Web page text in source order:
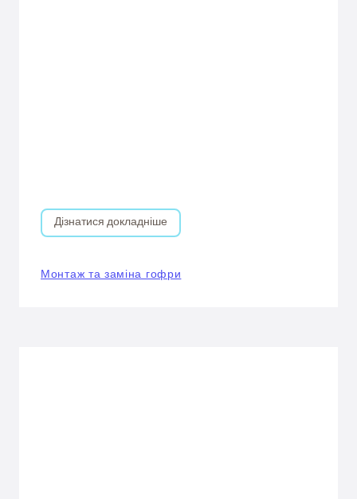
Дізнатися докладніше
Монтаж та заміна гофри